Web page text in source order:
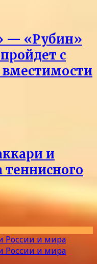
— «Рубин»
с
и